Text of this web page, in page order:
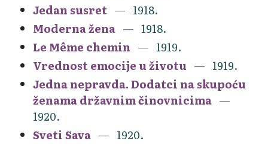
Jedan susret
1918.
Moderna žena
1918.
Le Même chemin
1919.
Vrednost emocije u životu
1919.
Jedna nepravda. Dodatci na skupoću
ženama državnim činovnicima
1920.
Sveti Sava
1920.